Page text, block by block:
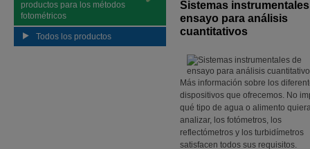
productos para los métodos
fotométricos
Todos los productos
Sistemas
ensayo para análisis
cuantitativos
Más información sobre los
dispositivos que ofrecemos. No
qué tipo de agua o alimento
analizar, los fotómetros, los
reflectómetros y los turbidímetros
satisfacen todos sus requisitos.